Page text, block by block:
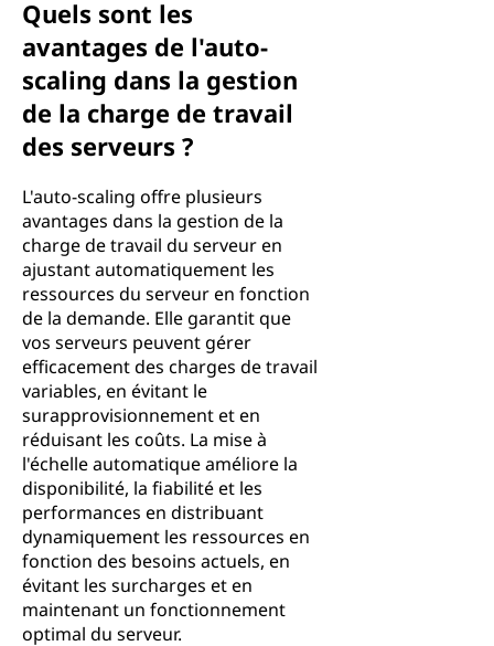
Quels sont les
avantages de l'auto-
scaling dans la gestion
de la charge de travail
des serveurs ?
L'auto-scaling offre plusieurs
avantages dans la gestion de la
charge de travail du serveur en
ajustant automatiquement les
ressources du serveur en fonction
de la demande. Elle garantit que
vos serveurs peuvent gérer
efficacement des charges de travail
variables, en évitant le
surapprovisionnement et en
réduisant les coûts. La mise à
l'échelle automatique améliore la
disponibilité, la fiabilité et les
performances en distribuant
dynamiquement les ressources en
fonction des besoins actuels, en
évitant les surcharges et en
maintenant un fonctionnement
optimal du serveur.